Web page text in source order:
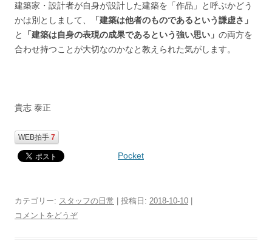
建築家・設計者が自身が設計した建築を「作品」と呼ぶかどう
かは別としまして、
「建築は他者のものであるという謙虚さ」
と
「建築は自身の表現の成果であるという強い思い」 の両方を
合わせ持つことが大切なのかなと教えられた気がします。
貴志 泰正
WEB拍手 7
Pocket
カテゴリー: スタッフの日常 | 投稿日: 2018-10-10
コメントをどうぞ